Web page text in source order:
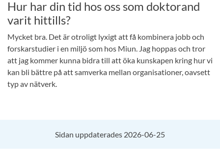
Hur har din tid hos oss som doktorand
varit hittills?
Mycket bra. Det är otroligt lyxigt att få kombinera jobb och
forskarstudier i en miljö som hos Miun. Jag hoppas och tror
att jag kommer kunna bidra till att öka kunskapen kring hur vi
kan bli bättre på att samverka mellan organisationer, oavsett
typ av nätverk.
Sidan uppdaterades 2026-06-25